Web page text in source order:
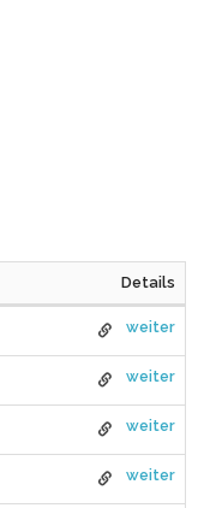
Details
weiter
weiter
weiter
weiter